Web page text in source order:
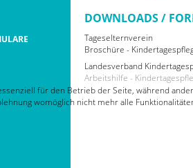
DOWNLOADS /
Tageselternverein
Broschüre -
Landesverband
Arbeitshilfe -
für den Betrieb der Seite, während
womöglich nicht mehr alle